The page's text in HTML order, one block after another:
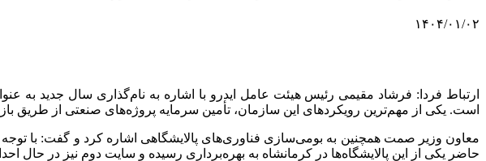
۱۴۰۴/۰۱/۰۲
ارتباط فردا: فرشاد مقیمی رئیس هیئت عامل ایدرو با اشاره به نام‌گذاری سال جدید به
است. یکی از مهم‌ترین رویکردهای این سازمان، تأمین سرمایه پروژه‌های صنعتی از طریق
معاون وزیر صمت همچنین به بومی‌سازی فناوری‌های پالایشگاهی اشاره کرد و گفت: با توجه
حاضر یکی از این پالایشگاه‌ها در کرمانشاه به بهره‌برداری رسیده و سایت دوم نیز در حال احداث است. کشور برای